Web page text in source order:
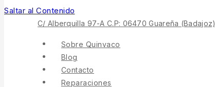
Saltar al Contenido
C/ Alberquilla 97-A C.P: 06470 Guareña (Badajoz)
Sobre Quinvaco
Blog
Contacto
Reparaciones